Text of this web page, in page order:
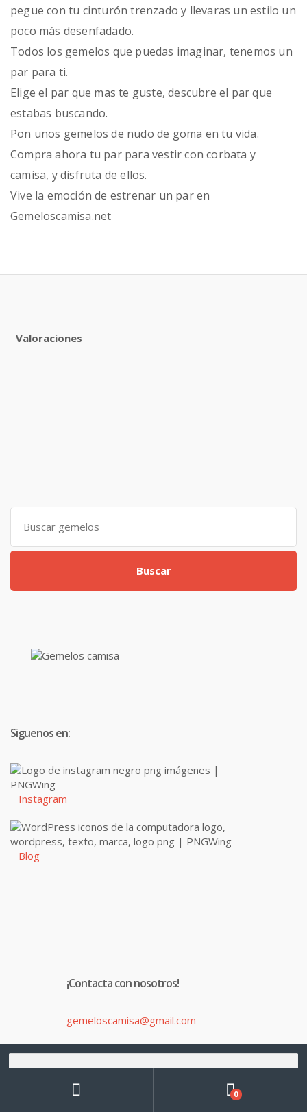
pegue con tu cinturón trenzado y llevaras un estilo un
poco más desenfadado.
Todos los gemelos que puedas imaginar, tenemos un
par para ti.
Elige el par que mas te guste, descubre el par que
estabas buscando.
Pon unos gemelos de nudo de goma en tu vida.
Compra ahora tu par para vestir con corbata y
camisa, y disfruta de ellos.
Vive la emoción de estrenar un par en
Gemeloscamisa.net
Valoraciones
Search
for:
Buscar
Siguenos en:
Instagram
Blog
¡Contacta con nosotros!
gemeloscamisa@gmail.com
679 287 612
Buscar
por:
0